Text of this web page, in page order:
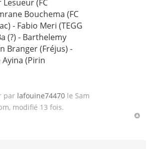
(FC
Bouchema (FC
- Fabio Meri (TEGG
(?) - Barthelemy
Branger (Fréjus) -
(Pirin
par lafouine74470 le Sam
modifié 13 fois.